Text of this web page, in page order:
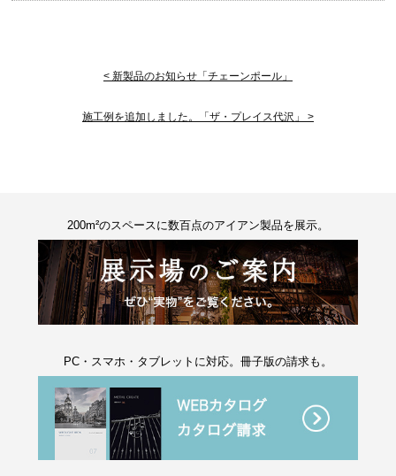
< 新製品のお知らせ「チェーンポール」
施工例を追加しました。「ザ・プレイス代沢」 >
200m²のスペースに数百点のアイアン製品を展示。
PC・スマホ・タブレットに対応。冊子版の請求も。